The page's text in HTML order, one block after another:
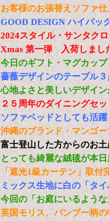
お客様のお張替えソファ
GOOD DESIGN ハイバ
2024スタイル・サンタク
Xmas 第一弾 入荷しまし
今日のギフト・マグカップ
薔薇デザインのテーブル
心地よさと美しいデザイ
２５周年のダイニングセ
ソファベッドとしても活
沖縄のブランド・マンゴ
富士登山した方からのお
とっても綺麗な絨毯が本
「遮光1級カーテン」取
ミックス生地に白の「タ
今回の「お庭にいるような
英国モリス、バンブー柄